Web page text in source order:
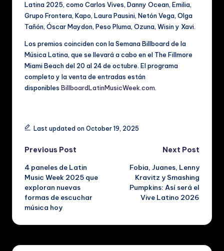
Latina 2025, como Carlos Vives, Danny Ocean, Emilia,
Grupo Frontera, Kapo, Laura Pausini, Netón Vega, Olga
Tañón, Óscar Maydon, Peso Pluma, Ozuna, Wisin y Xavi.
Los premios coinciden con la Semana Billboard de la
Música Latina, que se llevará a cabo en el The Fillmore
Miami Beach del 20 al 24 de octubre. El programa
completo y la venta de entradas están
disponibles BillboardLatinMusicWeek.com.
Tags:Last updated on October 19, 2025
Post
navigation
Previous Post
4 paneles de Latin
Music Week 2025 que
exploran nuevas
formas de escuchar
música hoy
Next Post
Fobia, Juanes, Lenny
Kravitz y Smashing
Pumpkins: Así será el
Vive Latino 2026